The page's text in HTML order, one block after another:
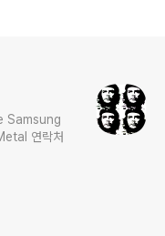
Samsung
연락처